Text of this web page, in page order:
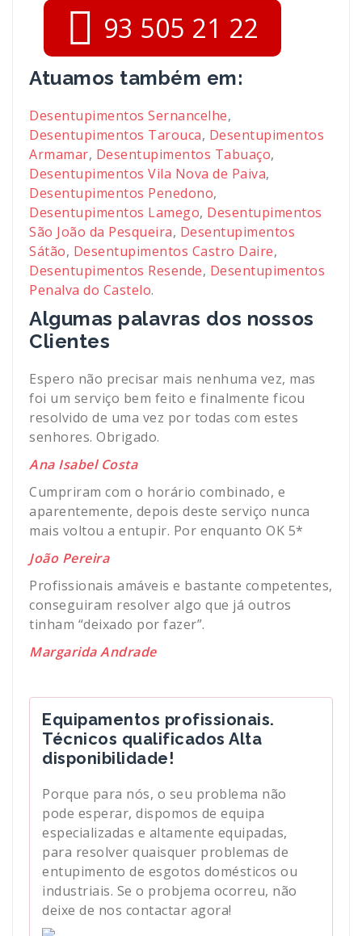
93 505 21 22
Atuamos também em:
Desentupimentos Sernancelhe,
Desentupimentos Tarouca, Desentupimentos
Armamar, Desentupimentos Tabuaço,
Desentupimentos Vila Nova de Paiva,
Desentupimentos Penedono,
Desentupimentos Lamego, Desentupimentos
São João da Pesqueira, Desentupimentos
Sátão, Desentupimentos Castro Daire,
Desentupimentos Resende, Desentupimentos
Penalva do Castelo.
Algumas palavras dos nossos
Clientes
Espero não precisar mais nenhuma vez, mas
foi um serviço bem feito e finalmente ficou
resolvido de uma vez por todas com estes
senhores. Obrigado.
Ana Isabel Costa
Cumpriram com o horário combinado, e
aparentemente, depois deste serviço nunca
mais voltou a entupir. Por enquanto OK 5*
João Pereira
Profissionais amáveis e bastante competentes,
conseguiram resolver algo que já outros
tinham “deixado por fazer”.
Margarida Andrade
Equipamentos profissionais.
Técnicos qualificados Alta
disponibilidade!
Porque para nós, o seu problema não
pode esperar, dispomos de equipa
especializadas e altamente equipadas,
para resolver quaisquer problemas de
entupimento de esgotos domésticos ou
industriais. Se o probjema ocorreu, não
deixe de nos contactar agora!